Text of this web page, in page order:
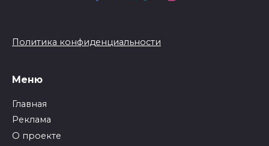
Политика конфиденциальности
Меню
Главная
Реклама
О проекте